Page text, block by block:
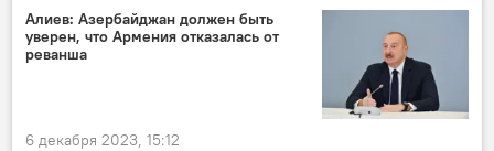
Армения
государственная граница
поставки оружия
Алиев: Азербайджан должен быть
уверен, что Армения отказалась от
реванша
6 декабря 2023, 15:12